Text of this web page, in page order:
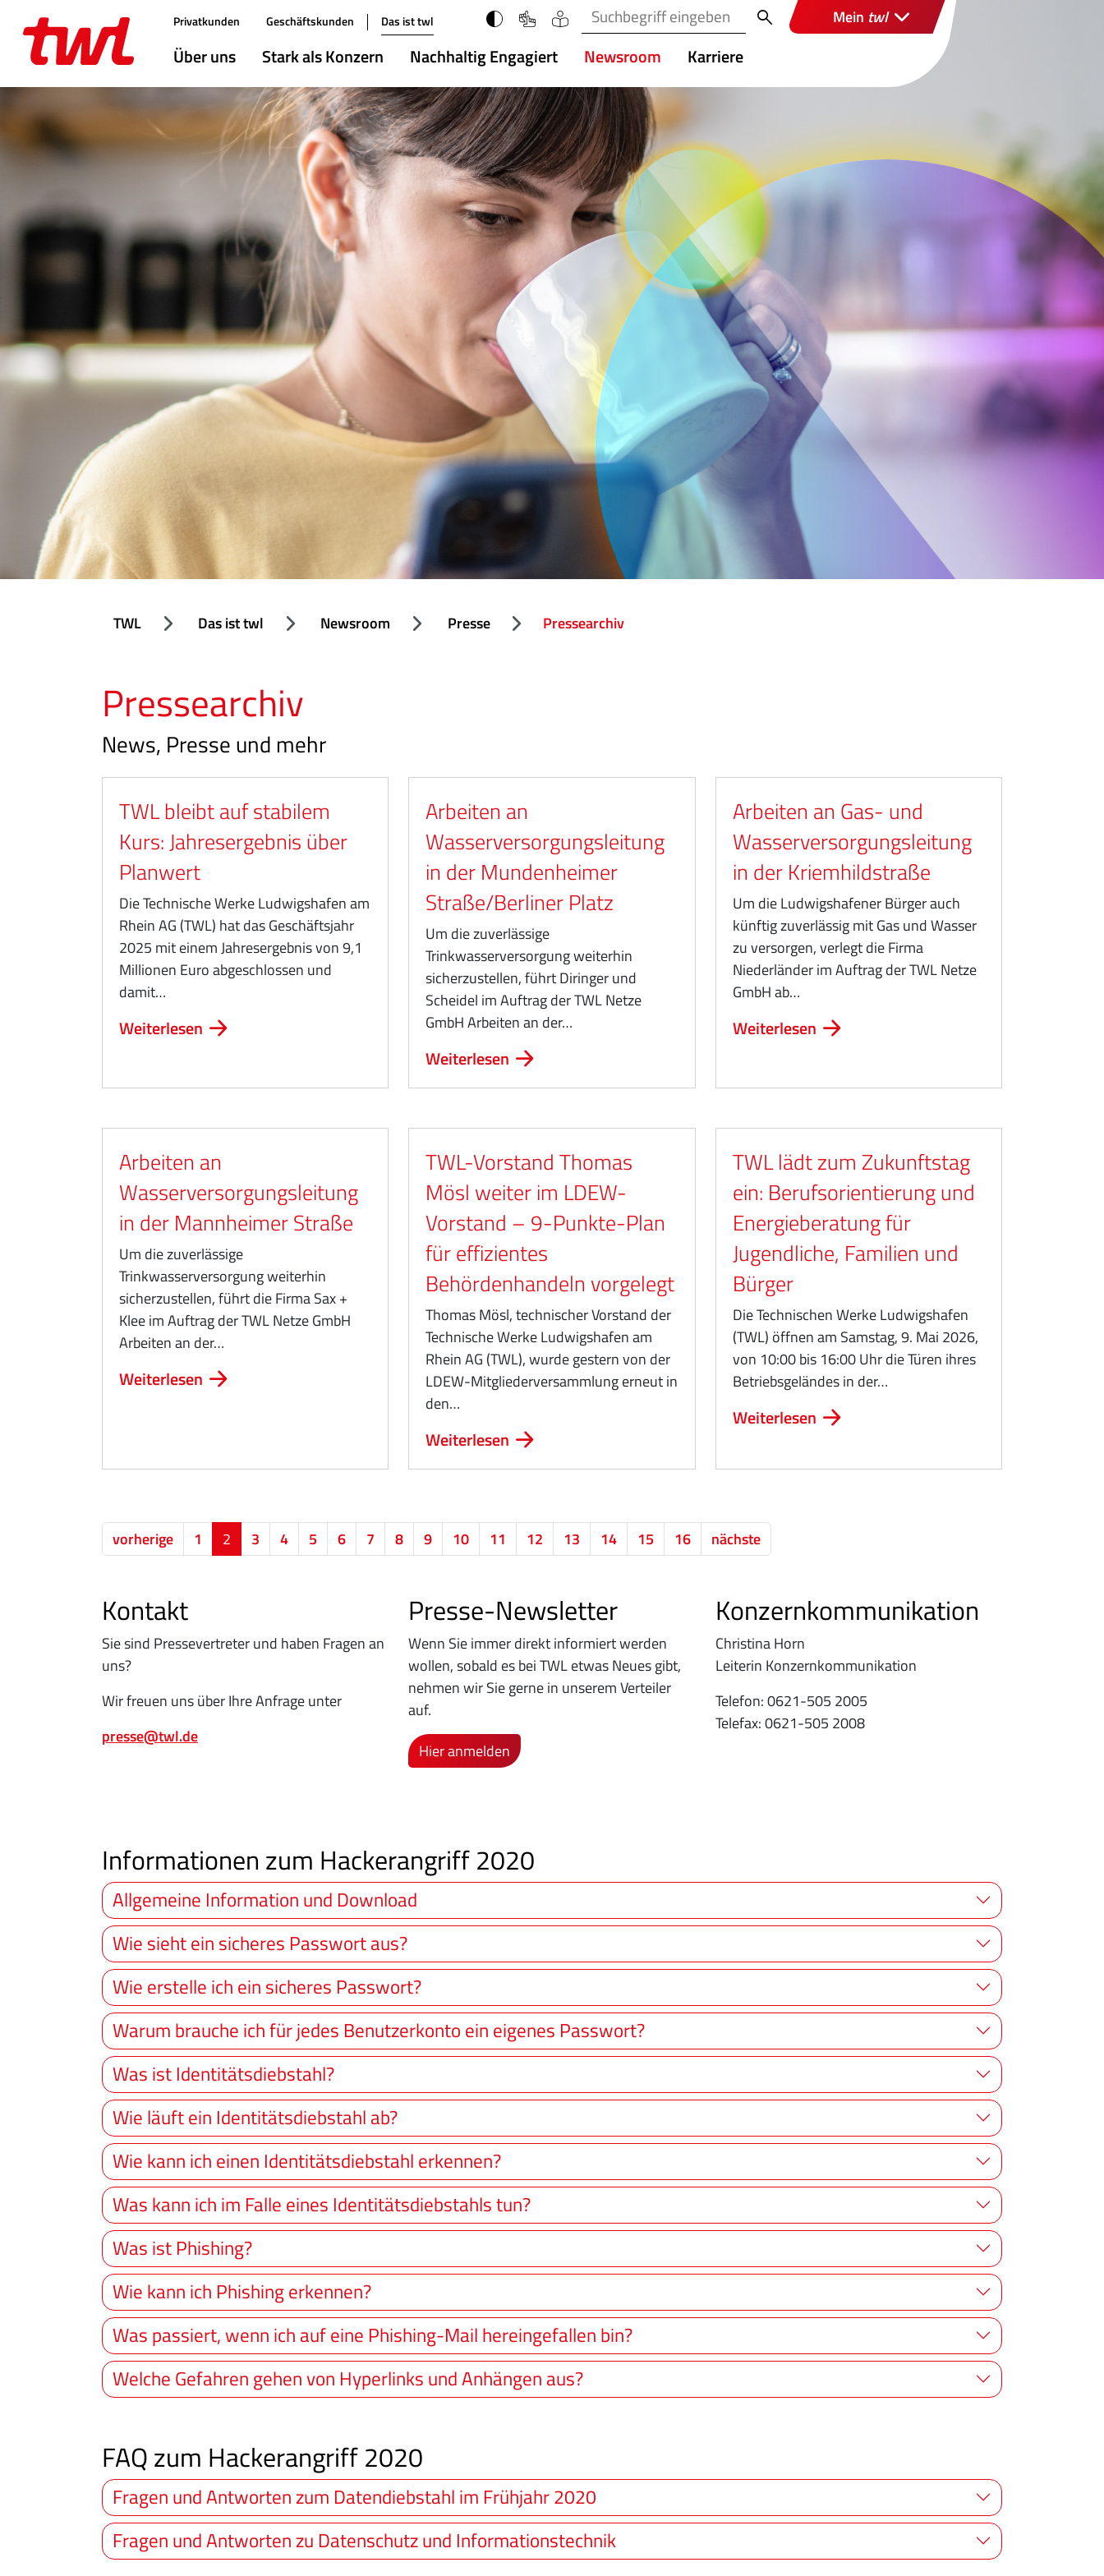
Hauptmenü
Inhalt
Privatkunden Geschäftskunden Das ist twl Suchbegriff(e) Mein twl
Über uns Stark als Konzern Nachhaltig Engagiert Newsroom Karriere
TWL Das ist twl Newsroom Presse Pressearchiv
Pressearchiv
News, Presse und mehr
TWL bleibt auf stabilem
Kurs: Jahresergebnis über
Planwert
Die Technische Werke Ludwigshafen am
Rhein AG (TWL) hat das Geschäftsjahr
2025 mit einem Jahresergebnis von 9,1
Millionen Euro abgeschlossen und
damit…
Weiterlesen
Arbeiten an
Wasserversorgungsleitung
in der Mundenheimer
Straße/Berliner Platz
Um die zuverlässige
Trinkwasserversorgung weiterhin
sicherzustellen, führt Diringer und
Scheidel im Auftrag der TWL Netze
GmbH Arbeiten an der…
Weiterlesen
Arbeiten an Gas- und
Wasserversorgungsleitung
in der Kriemhildstraße
Um die Ludwigshafener Bürger auch
künftig zuverlässig mit Gas und Wasser
zu versorgen, verlegt die Firma
Niederländer im Auftrag der TWL Netze
GmbH ab…
Weiterlesen
Arbeiten an
Wasserversorgungsleitung
in der Mannheimer Straße
Um die zuverlässige
Trinkwasserversorgung weiterhin
sicherzustellen, führt die Firma Sax +
Klee im Auftrag der TWL Netze GmbH
Arbeiten an der…
Weiterlesen
TWL-Vorstand Thomas
Mösl weiter im LDEW-
Vorstand – 9-Punkte-Plan
für effizientes
Behördenhandeln vorgelegt
Thomas Mösl, technischer Vorstand der
Technische Werke Ludwigshafen am
Rhein AG (TWL), wurde gestern von der
LDEW-Mitgliederversammlung erneut in
den…
Weiterlesen
TWL lädt zum Zukunftstag
ein: Berufsorientierung und
Energieberatung für
Jugendliche, Familien und
Bürger
Die Technischen Werke Ludwigshafen
(TWL) öffnen am Samstag, 9. Mai 2026,
von 10:00 bis 16:00 Uhr die Türen ihres
Betriebsgeländes in der…
Weiterlesen
vorherige 1 2 3 4 5 6 7 8 9 10 11 12 13 14 15 16 nächste
Kontakt
Sie sind Pressevertreter und haben Fragen an
uns?
Wir freuen uns über Ihre Anfrage unter
presse@twl.de
Presse-Newsletter
Wenn Sie immer direkt informiert werden
wollen, sobald es bei TWL etwas Neues gibt,
nehmen wir Sie gerne in unserem Verteiler
auf.
Hier anmelden
Konzernkommunikation
Christina Horn
Leiterin Konzernkommunikation
Telefon: 0621-505 2005
Telefax: 0621-505 2008
Informationen zum Hackerangriff 2020
Allgemeine Information und Download
Wie sieht ein sicheres Passwort aus?
Wie erstelle ich ein sicheres Passwort?
Warum brauche ich für jedes Benutzerkonto ein eigenes Passwort?
Was ist Identitätsdiebstahl?
Wie läuft ein Identitätsdiebstahl ab?
Wie kann ich einen Identitätsdiebstahl erkennen?
Was kann ich im Falle eines Identitätsdiebstahls tun?
Was ist Phishing?
Wie kann ich Phishing erkennen?
Was passiert, wenn ich auf eine Phishing-Mail hereingefallen bin?
Welche Gefahren gehen von Hyperlinks und Anhängen aus?
FAQ zum Hackerangriff 2020
Fragen und Antworten zum Datendiebstahl im Frühjahr 2020
Fragen und Antworten zu Datenschutz und Informationstechnik